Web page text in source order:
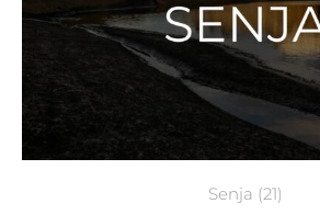
Senja (21)